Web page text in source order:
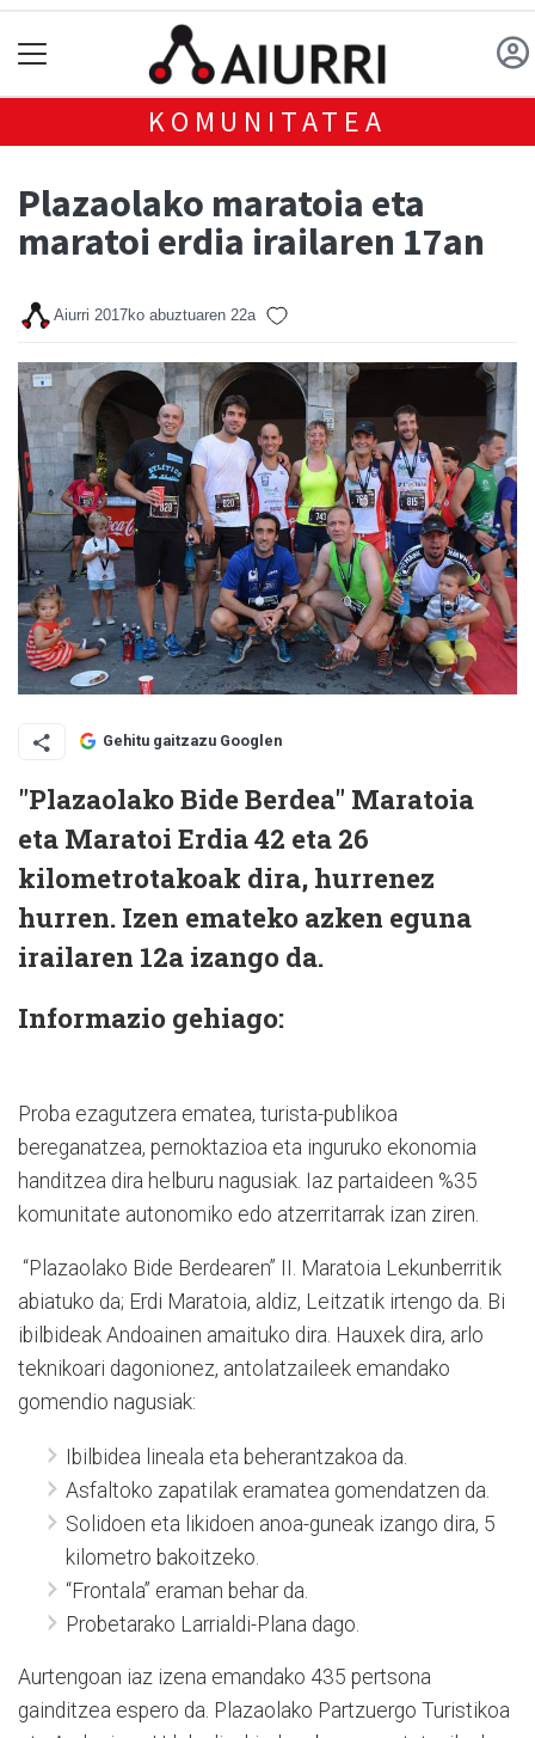
KOMUNITATEA
Plazaolako maratoia eta
maratoi erdia irailaren 17an
Aiurri 2017ko abuztuaren 22a
Gehitu gaitzazu Googlen
"Plazaolako Bide Berdea" Maratoia
eta Maratoi Erdia 42 eta 26
kilometrotakoak dira, hurrenez
hurren. Izen emateko azken eguna
irailaren 12a izango da.
Informazio gehiago:
Proba ezagutzera ematea, turista-publikoa
bereganatzea, pernoktazioa eta inguruko ekonomia
handitzea dira helburu nagusiak. Iaz partaideen %35
komunitate autonomiko edo atzerritarrak izan ziren.
“Plazaolako Bide Berdearen” II. Maratoia Lekunberritik
abiatuko da; Erdi Maratoia, aldiz, Leitzatik irtengo da. Bi
ibilbideak Andoainen amaituko dira. Hauxek dira, arlo
teknikoari dagonionez, antolatzaileek emandako
gomendio nagusiak:
Ibilbidea lineala eta beherantzakoa da.
Asfaltoko zapatilak eramatea gomendatzen da.
Solidoen eta likidoen anoa-guneak izango dira, 5
kilometro bakoitzeko.
“Frontala” eraman behar da.
Probetarako Larrialdi-Plana dago.
Aurtengoan iaz izena emandako 435 pertsona
gainditzea espero da. Plazaolako Partzuergo Turistikoa